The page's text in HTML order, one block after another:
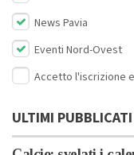
News Pavia
Eventi Nord-Ovest
Accetto l'iscrizione
ULTIMI PUBBLICATI